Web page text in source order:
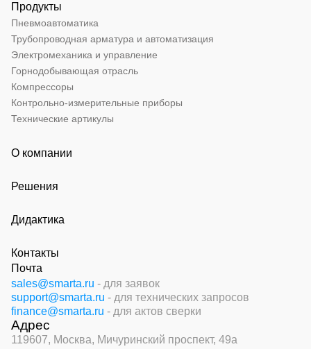
Продукты
Пневмоавтоматика
Трубопроводная арматура и автоматизация
Электромеханика и управление
Горнодобывающая отрасль
Компрессоры
Контрольно-измерительные приборы
Технические артикулы
О компании
Решения
Дидактика
Контакты
Почта
sales@smarta.ru - для заявок
support@smarta.ru - для технических запросов
finance@smarta.ru - для актов сверки
Адрес
119607, Москва, Мичуринский проспект, 49а